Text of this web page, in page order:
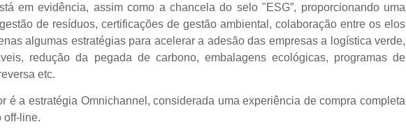
em evidência, assim como a chancela do selo "ESG”, proporcionando uma
de resíduos, certificações de gestão ambiental, colaboração entre os elos
algumas estratégias para acelerar a adesão das empresas a logística verde,
redução da pegada de carbono, embalagens ecológicas, programas de
etc.
é a estratégia Omnichannel, considerada uma experiência de compra completa
off-line.